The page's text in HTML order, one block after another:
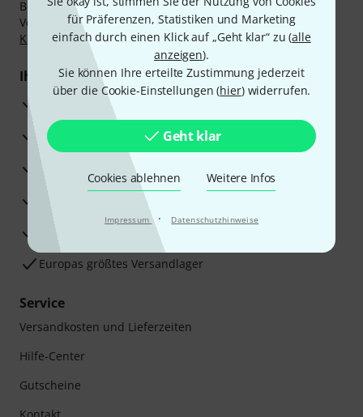
für Präferenzen, Statistiken und Marketing
einfach durch einen Klick auf „Geht klar“ zu (alle
anzeigen).
Sie können Ihre erteilte Zustimmung jederzeit
über die Cookie-Einstellungen (hier) widerrufen.
Geht klar
Cookies ablehnen Weitere Infos
Impressum · Datenschutzhinweise
Bezahlen Sie vertraulich und sicher per Nachnahme,
Vorkasse, PayPal, Amazon Pay,Klarna Sofort bezahlen
Klarna Ratenzahlungoder Kreditkarte.
Ihre Vorteile
3 Jahre Thomann Garantie
30 Tage Money-Back-Garantie
Beratung durch Fachexperten
Zufriedenheitsgarantie
Europas größtes Versandlager
Service
Versandkosten und Lieferzeiten
Hilfe-Center
Gutscheine